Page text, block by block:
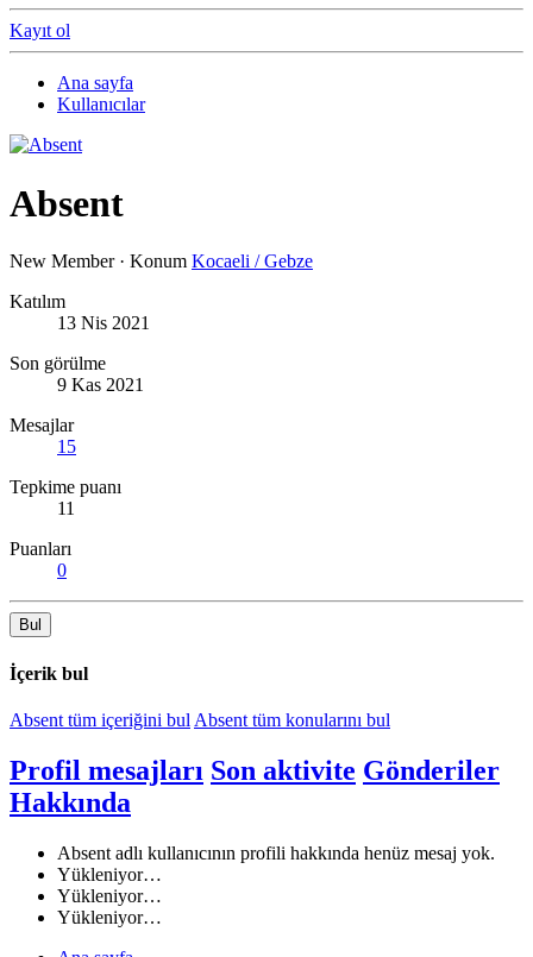
Kayıt ol
Ana sayfa
Kullanıcılar
Absent
New Member · Konum Kocaeli / Gebze
Katılım
13 Nis 2021
Son görülme
9 Kas 2021
Mesajlar
15
Tepkime puanı
11
Puanları
0
Bul
İçerik bul
Absent tüm içeriğini bul Absent tüm konularını bul
Profil mesajları Son aktivite Gönderiler
Hakkında
Absent adlı kullanıcının profili hakkında henüz mesaj yok.
Yükleniyor…
Yükleniyor…
Yükleniyor…